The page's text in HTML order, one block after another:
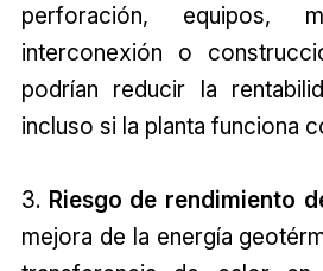
perforación, equipos,
interconexión o
podrían reducir la
incluso si la planta funciona
3. Riesgo de rendimiento
mejora de la energía